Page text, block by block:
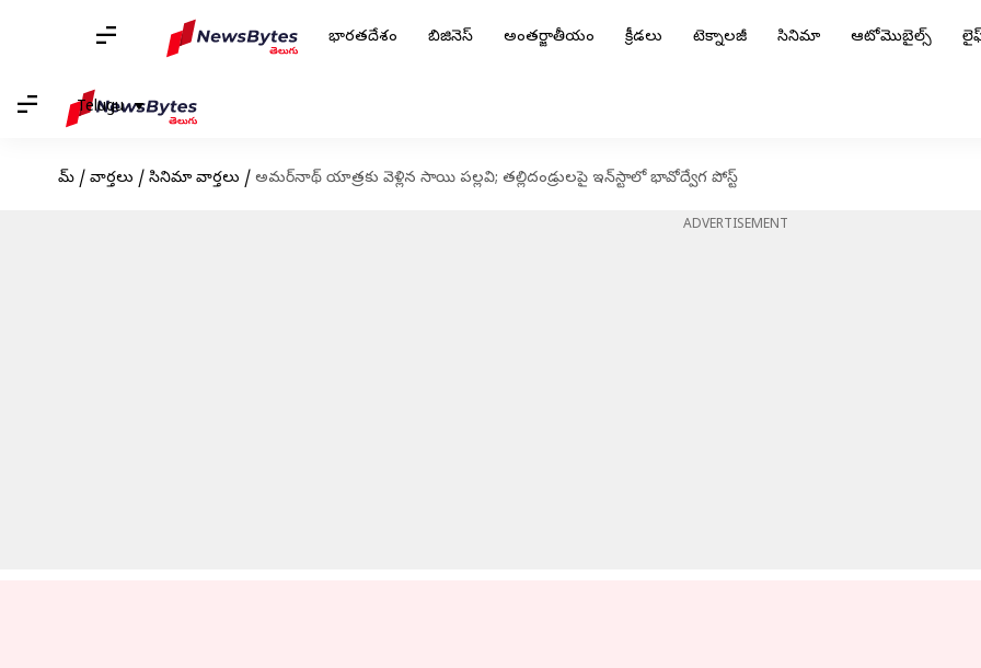
భారతదేశం బిజినెస్ అంతర్జాతీయం క్రీడలు టెక్నాలజీ సినిమా ఆటోమొబైల్స్
Telugu
హోమ్ / వార్తలు / సినిమా వార్తలు / అమర్‌నాథ్ యాత్రకు వెళ్లిన సాయి పల్లవి; తల్లిదండ్రులపై ఇన్‌స్టాలో భావోద్వేగ పోస్ట్
ADVERTISEMENT